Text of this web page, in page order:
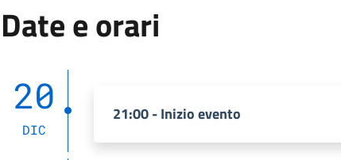
Date e orari
20
DIC
21:00 - Inizio evento